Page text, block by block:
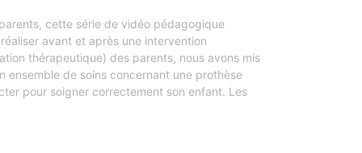
cette série de vidéo pédagogique
avant et après une intervention
thérapeutique) des parents, nous avons mis
ensemble de soins concernant une prothèse
pour soigner correctement son enfant. Les